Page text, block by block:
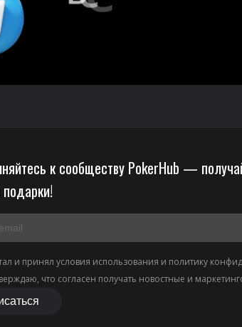
к сообществу PokerHub —
подарки!
и принял условия использования и политику
что согласен получать новостные и